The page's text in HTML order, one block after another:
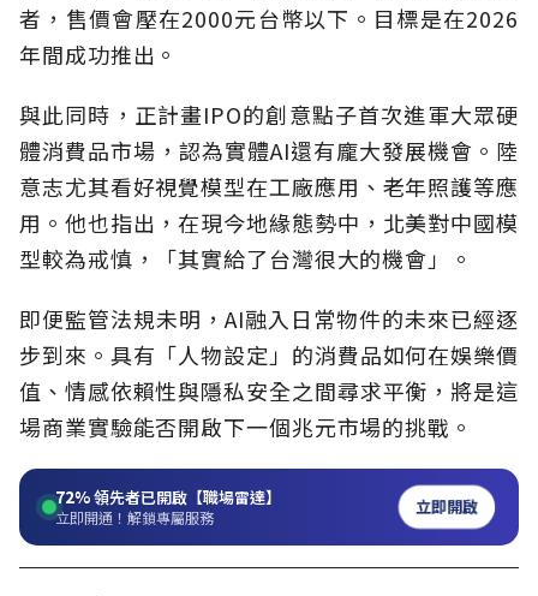
者，售價會壓在2000元台幣以下。目標是在2026
年間成功推出。
與此同時，正計畫IPO的創意點子首次進軍大眾硬
體消費品市場，認為實體AI還有龐大發展機會。陸
意志尤其看好視覺模型在工廠應用、老年照護等應
用。他也指出，在現今地緣態勢中，北美對中國模
型較為戒慎，「其實給了台灣很大的機會」。
即便監管法規未明，AI融入日常物件的未來已經逐
步到來。具有「人物設定」的消費品如何在娛樂價
值、情感依賴性與隱私安全之間尋求平衡，將是這
場商業實驗能否開啟下一個兆元市場的挑戰。
72%領先者已開啟【職場雷達】
立即開通！解鎖專屬服務 立即開啟